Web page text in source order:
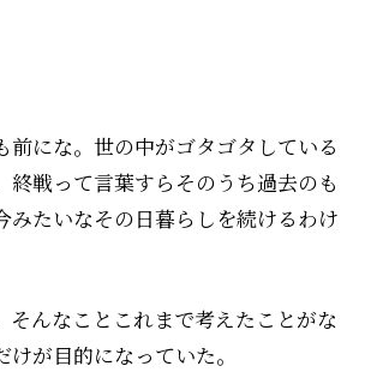
前にな。世の中がゴタゴタしている
戦って言葉すらそのうち過去のも
たいなその日暮らしを続けるわけ
んなことこれまで考えたことがな
が目的になっていた。